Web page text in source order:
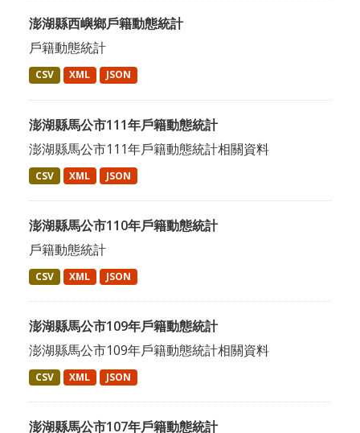
澎湖縣西嶼鄉戶籍動態統計
戶籍動態統計
CSV XML JSON
澎湖縣馬公市111年戶籍動態統計
澎湖縣馬公市111年戶籍動態統計相關資料
CSV XML JSON
澎湖縣馬公市110年戶籍動態統計
戶籍動態統計
CSV XML JSON
澎湖縣馬公市109年戶籍動態統計
澎湖縣馬公市109年戶籍動態統計相關資料
CSV XML JSON
澎湖縣馬公市107年戶籍動態統計